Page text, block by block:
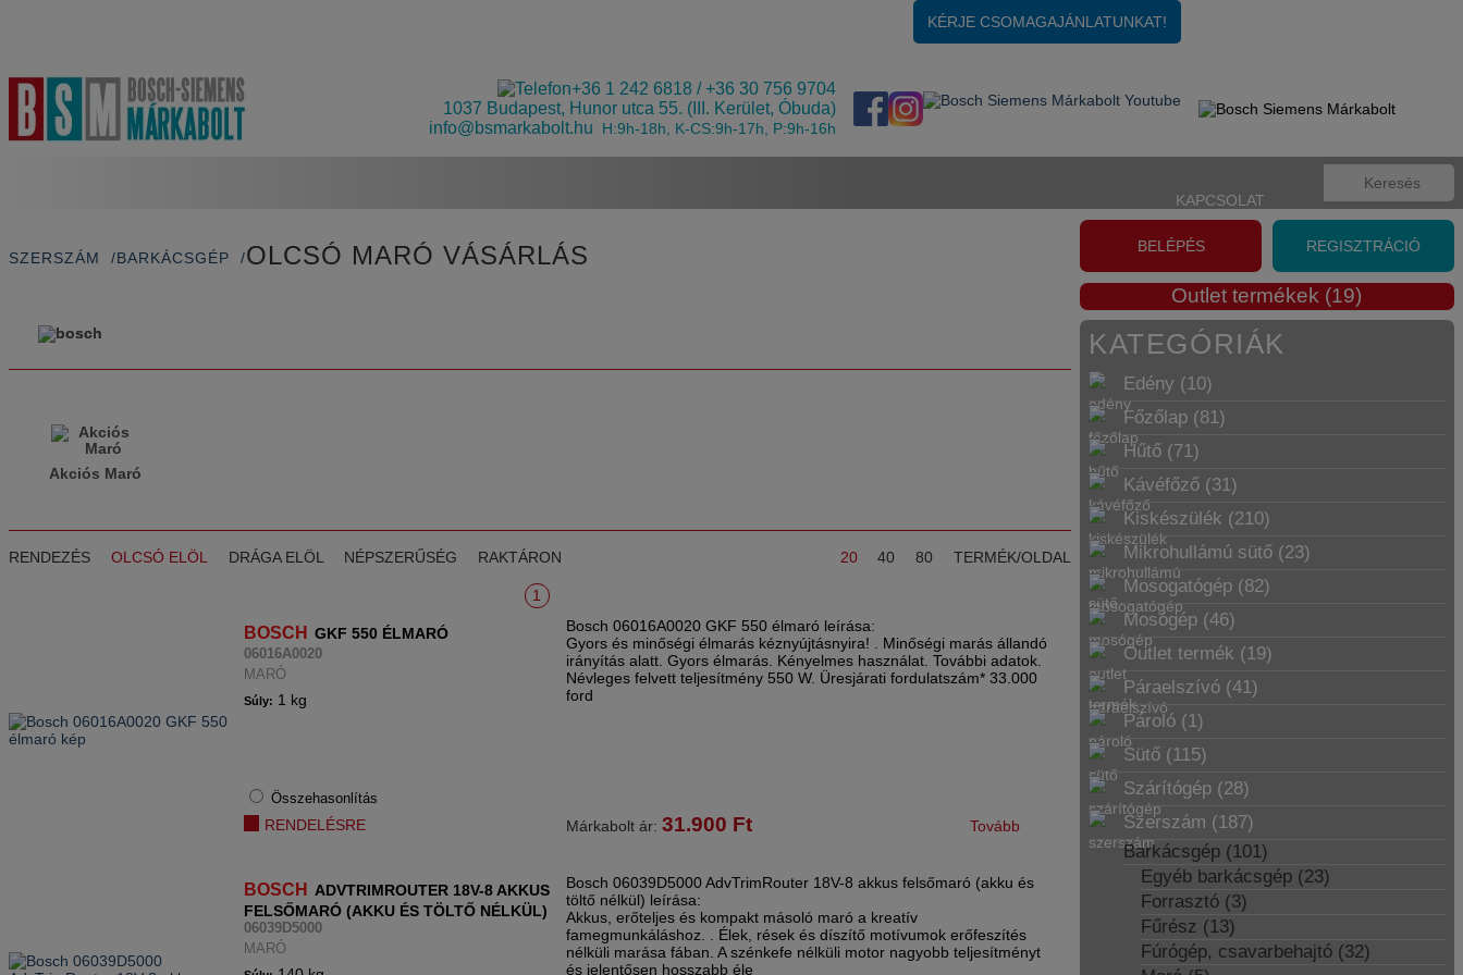
KÉRJE CSOMAGAJÁNLATUNKAT!
+36 1 242 6818 /+36 30 756 9704
1037 Budapest, Hunor utca 55. (III. Kerület, Óbuda)
info@bsmarkabolt.hu
H:9h-18h, K-CS:9h-17h, P:9h-16h
KAPCSOLAT
SZERSZÁM BARKÁCSGÉP OLCSÓ MARÓ VÁSÁRLÁS
Akciós Maró
RENDEZÉS OLCSÓ ELÖL DRÁGA ELÖL NÉPSZERŰSÉG RAKTÁRON 20 40 80 TERMÉK/OLDAL
1
BOSCH GKF 550 ÉLMARÓ
06016A0020
MARÓ
Súly: 1 kg
Összehasonlítás
RENDELÉSRE
Bosch 06016A0020 GKF 550 élmaró leírása:
Gyors és minőségi élmarás kéznyújtásnyira! . Minőségi marás állandó
irányítás alatt. Gyors élmarás. Kényelmes használat. További adatok.
Névleges felvett teljesítmény 550 W. Üresjárati fordulatszám* 33.000
ford
Márkabolt ár: 31.900 Ft Tovább
BOSCH
ADVTRIMROUTER 18V-8 AKKUS
FELSŐMARÓ (AKKU ÉS TÖLTŐ NÉLKÜL)
06039D5000
MARÓ
Bosch 06039D5000 AdvTrimRouter 18V-8 akkus felsőmaró (akku és
töltő nélkül) leírása:
Akkus, erőteljes és kompakt másoló maró a kreatív
famegmunkáláshoz. . Élek, rések és díszítő motívumok erőfeszítés
nélküli marása fában. A szénkefe nélküli motor nagyobb teljesítményt
és jelentősen hosszabb éle
BELÉPÉS REGISZTRÁCIÓ
Outlet termékek (19)
KATEGÓRIÁK
Edény (10)
Főzőlap (81)
Hűtő (71)
Kávéfőző (31)
Kiskészülék (210)
Mikrohullámú sütő (23)
Mosogatógép (82)
Mosógép (46)
Outlet termék (19)
Páraelszívó (41)
Pároló (1)
Sütő (115)
Szárítógép (28)
Szerszám (187)
Barkácsgép (101)
Egyéb barkácsgép (23)
Forrasztó (3)
Fűrész (13)
Fúrógép, csavarbehajtó (32)